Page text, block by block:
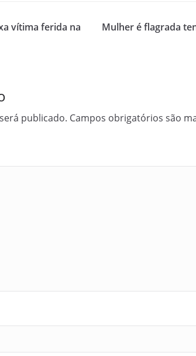
vítima ferida na
Mulher é flagrada
publicado. Campos obrigatórios são